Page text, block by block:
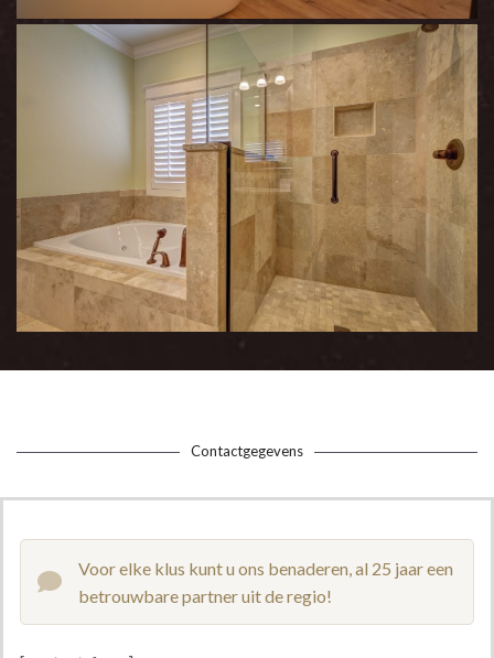
Contactgegevens
Voor elke klus kunt u ons benaderen, al 25 jaar een
betrouwbare partner uit de regio!